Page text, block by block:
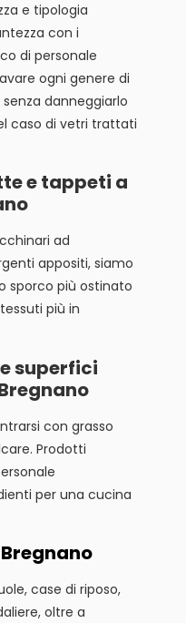
e tipologia
con i
di personale
ogni genere di
danneggiarlo
caso di vetri trattati
e tappeti a
ad
appositi, siamo
sporco più ostinato
più in
superfici
con grasso
Prodotti
per una cucina
case di riposo,
oltre a